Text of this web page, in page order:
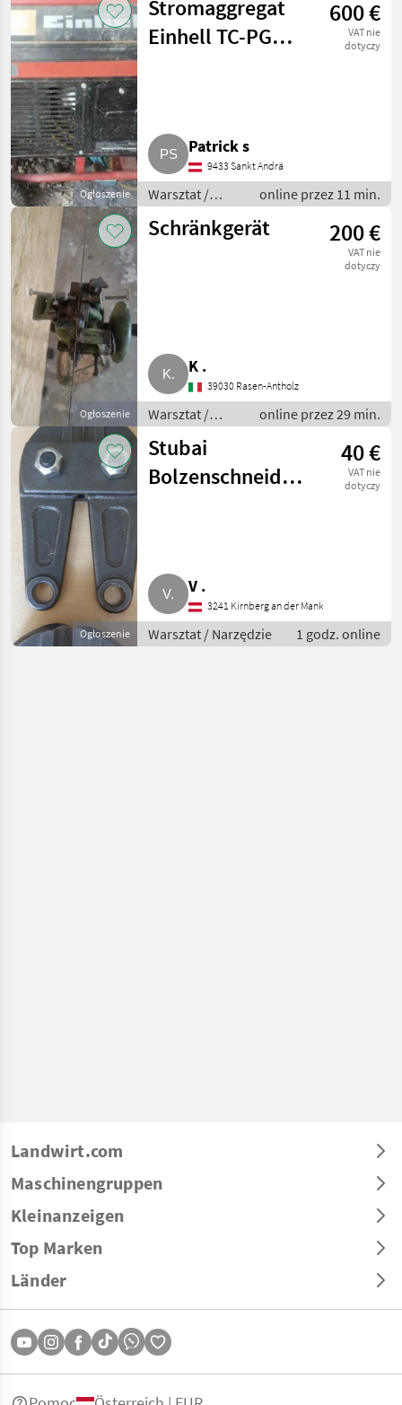
Ogłoszenie
Stromaggregat
Einhell TC-PG
600 €
VAT nie
dotyczy
Patrick s
9433 Sankt Andrä
Warsztat /
Agregaty
prądotwórcze
online przez 11 min.
Ogłoszenie
Schränkgerät 200 €
VAT nie
dotyczy
K .
39030 Rasen-Antholz
Warsztat /
Narzędzie
online przez 29 min.
Ogłoszenie
Stubai
Bolzenschneider-
40 €
VAT nie
dotyczy
V .
3241 Kirnberg an der Mank
Warsztat / Narzędzie 1 godz. online
Landwirt.com
Maschinengruppen
Kleinanzeigen
Top Marken
Länder